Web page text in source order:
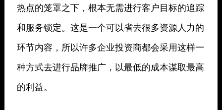
热点的笼罩之下，根本无需进行客户目标的追踪
和服务锁定。这是一个可以省去很多资源人力的
环节内容，所以许多企业投资商都会采用这样一
种方式去进行品牌推广，以最低的成本谋取最高
的利益。